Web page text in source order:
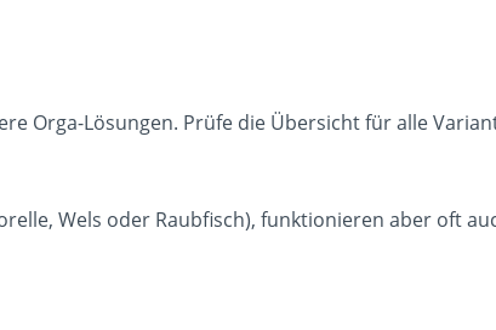
Orga-Lösungen. Prüfe die Übersicht für alle
Wels oder Raubfisch), funktionieren aber oft